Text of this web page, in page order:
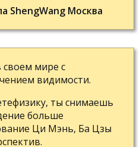
ShengWang Москва
мире с
видимости.
ты снимаешь
больше
Ци Мэнь, Ба Цзы